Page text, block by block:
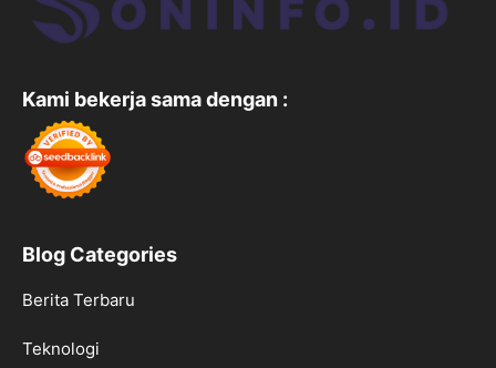
Kami bekerja sama dengan :
Blog Categories
Berita Terbaru
Teknologi